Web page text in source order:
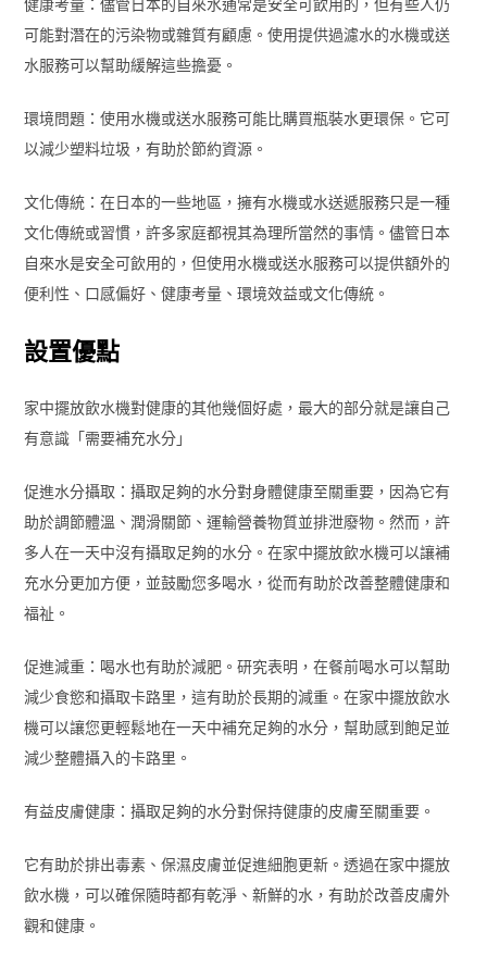
健康考量：儘管日本的自來水通常是安全可飲用的，但有些人仍
可能對潛在的污染物或雜質有顧慮。使用提供過濾水的水機或送
水服務可以幫助緩解這些擔憂。
環境問題：使用水機或送水服務可能比購買瓶裝水更環保。它可
以減少塑料垃圾，有助於節約資源。
文化傳統：在日本的一些地區，擁有水機或水送遞服務只是一種
文化傳統或習慣，許多家庭都視其為理所當然的事情。儘管日本
自來水是安全可飲用的，但使用水機或送水服務可以提供額外的
便利性、口感偏好、健康考量、環境效益或文化傳統。
設置優點
家中擺放飲水機對健康的其他幾個好處，最大的部分就是讓自己
有意識「需要補充水分」
促進水分攝取：攝取足夠的水分對身體健康至關重要，因為它有
助於調節體溫、潤滑關節、運輸營養物質並排泄廢物。然而，許
多人在一天中沒有攝取足夠的水分。在家中擺放飲水機可以讓補
充水分更加方便，並鼓勵您多喝水，從而有助於改善整體健康和
福祉。
促進減重：喝水也有助於減肥。研究表明，在餐前喝水可以幫助
減少食慾和攝取卡路里，這有助於長期的減重。在家中擺放飲水
機可以讓您更輕鬆地在一天中補充足夠的水分，幫助感到飽足並
減少整體攝入的卡路里。
有益皮膚健康：攝取足夠的水分對保持健康的皮膚至關重要。
它有助於排出毒素、保濕皮膚並促進細胞更新。透過在家中擺放
飲水機，可以確保隨時都有乾淨、新鮮的水，有助於改善皮膚外
觀和健康。